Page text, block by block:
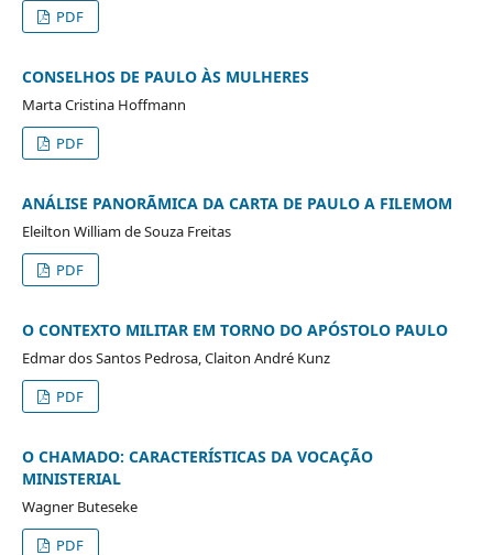
PDF
CONSELHOS DE PAULO ÀS MULHERES
Marta Cristina Hoffmann
PDF
ANÁLISE PANORÃMICA DA CARTA DE PAULO A FILEMOM
Eleilton William de Souza Freitas
PDF
O CONTEXTO MILITAR EM TORNO DO APÓSTOLO PAULO
Edmar dos Santos Pedrosa, Claiton André Kunz
PDF
O CHAMADO: CARACTERÍSTICAS DA VOCAÇÃO
MINISTERIAL
Wagner Buteseke
PDF